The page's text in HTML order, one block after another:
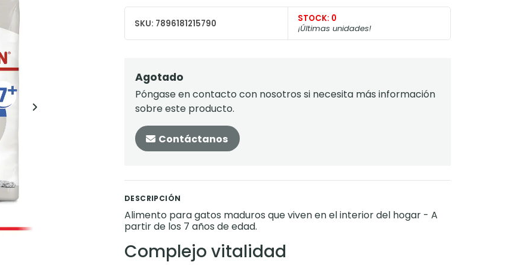
SKU: 7896181215790 STOCK: 0
¡Últimas unidades!
Agotado
Póngase en contacto con nosotros si necesita más información
sobre este producto.
Contáctanos
DESCRIPCIÓN
Alimento para gatos maduros que viven en el interior del hogar - A
partir de los 7 años de edad.
Complejo vitalidad